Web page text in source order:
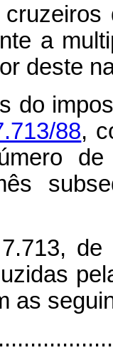
a
deste
do
88,
as